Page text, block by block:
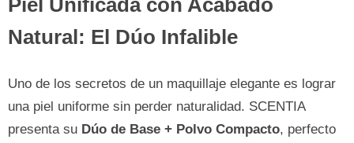
Piel Unificada con Acabado
Natural: El Dúo Infalible
Uno de los secretos de un maquillaje elegante es lograr
una piel uniforme sin perder naturalidad. SCENTIA
presenta su Dúo de Base + Polvo Compacto, perfecto